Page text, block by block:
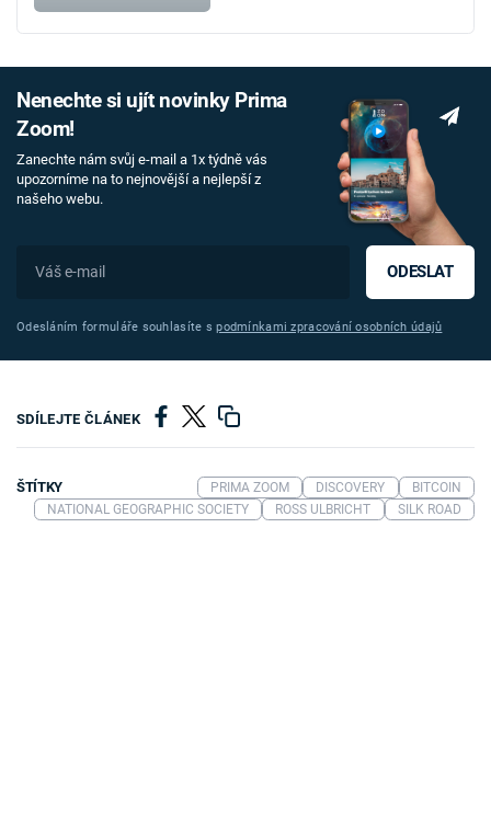
Nenechte si ujít novinky Prima
Zoom!
Zanechte nám svůj e-mail a 1x týdně vás
upozorníme na to nejnovější a nejlepší z
našeho webu.
ODESLAT
Odesláním formuláře souhlasíte spodmínkami zpracování osobních údajů
SDÍLEJTE ČLÁNEK
ŠTÍTKY PRIMA ZOOM DISCOVERY
BITCOIN
NATIONAL GEOGRAPHIC SOCIETY
ROSS ULBRICHT SILK ROAD